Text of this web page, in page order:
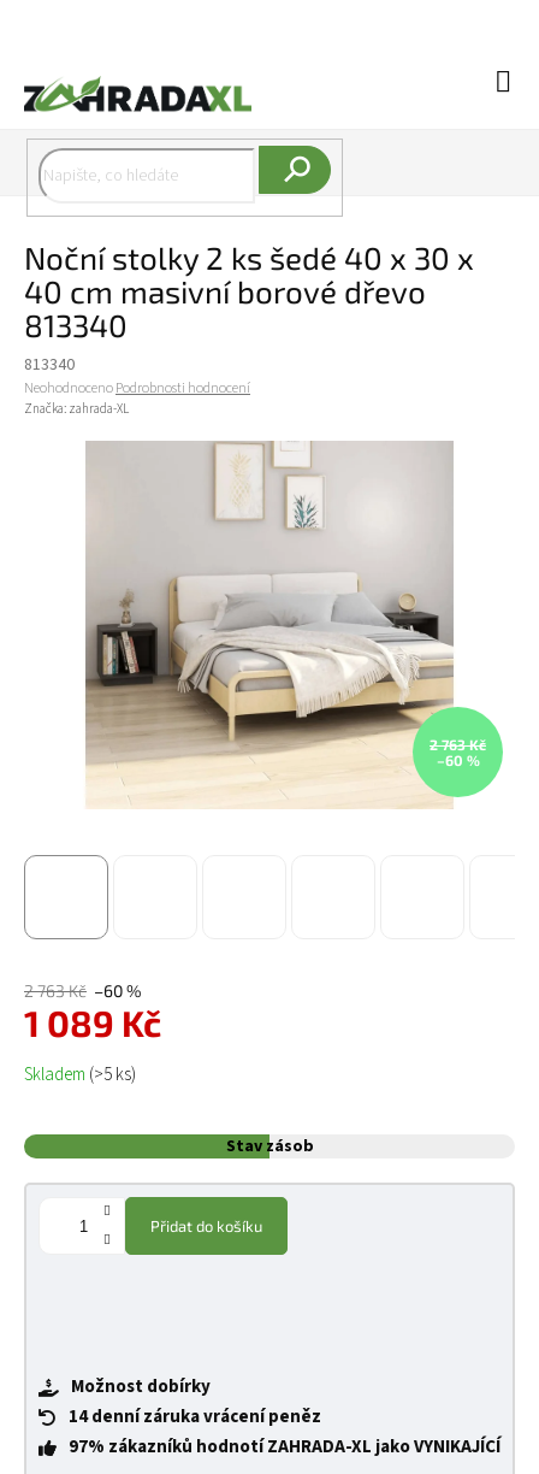
Noční stolky 2 ks šedé 40 x 30 x
40 cm masivní borové dřevo
813340
813340
Průměrné hodnocení produktu je 0,0 z 5 hvězdiček.
NeohodnocenoPodrobnosti hodnocení
Značka: zahrada-XL
2 763 Kč
–60 %
2 763 Kč –60 %
1 089 Kč
Měrná cena:
Skladem (>5 ks)
Stav zásob
Přidat do košíku
Možnost dobírky
14 denní záruka vrácení peněz
97% zákazníků hodnotí ZAHRADA-XL jako VYNIKAJÍCÍ